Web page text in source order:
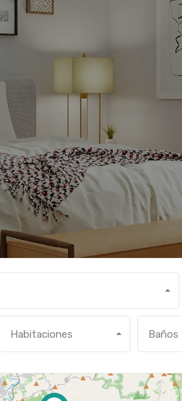
Habitaciones Baños